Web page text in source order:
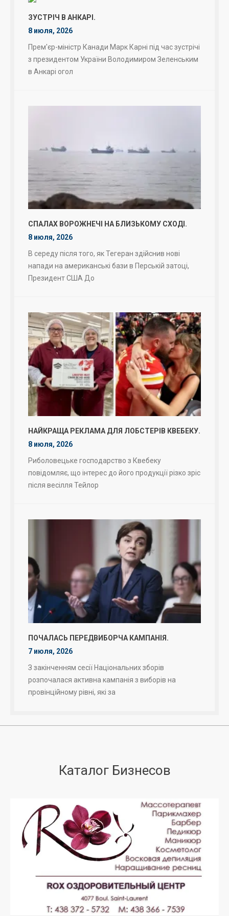
ЗУСТРІЧ В АНКАРІ.
8 июля, 2026
Прем'єр-міністр Канади Марк Карні під час зустрічі
з президентом України Володимиром Зеленським
в Анкарі огол
СПАЛАХ ВОРОЖНЕЧІ НА БЛИЗЬКОМУ СХОДІ.
8 июля, 2026
В середу після того, як Тегеран здійснив нові
напади на американські бази в Перській затоці,
Президент США До
НАЙКРАЩА РЕКЛАМА ДЛЯ ЛОБСТЕРІВ КВЕБЕКУ.
8 июля, 2026
Риболовецьке господарство з Квебеку
повідомляє, що інтерес до його продукції різко зріс
після весілля Тейлор
ПОЧАЛАСЬ ПЕРЕДВИБОРЧА КАМПАНІЯ.
7 июля, 2026
З закінченням сесії Національних зборів
розпочалася активна кампанія з виборів на
провінційному рівні, які за
Каталог Бизнесов